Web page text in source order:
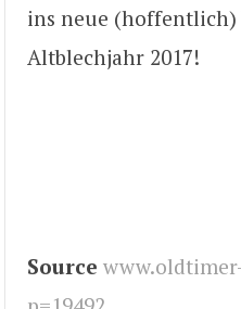
ins neue
Altblechjahr 2017!
Source